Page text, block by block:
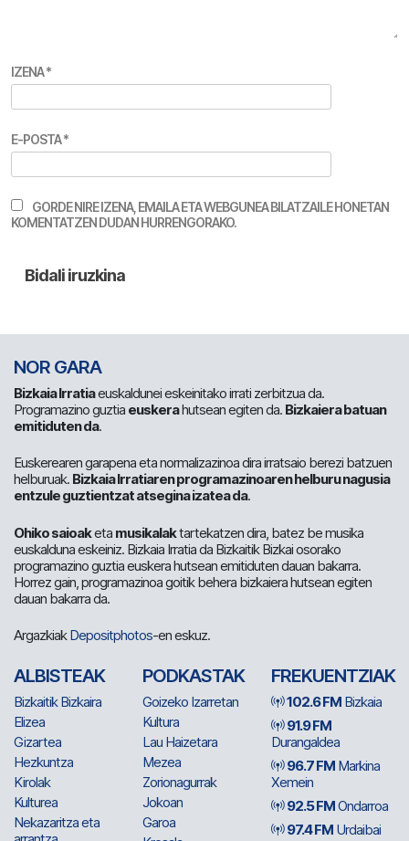
IZENA*
E-POSTA*
GORDE NIRE IZENA, EMAILA ETA WEBGUNEA BILATZAILE HONETAN
KOMENTATZEN DUDAN HURRENGORAKO.
NOR GARA
Bizkaia Irratiaeuskaldunei eskeinitako irrati zerbitzua da.
Programazino guztia euskerahutsean egiten da. Bizkaiera batuan
emitiduten da.
Euskerearen garapena eta normalizazinoa dira irratsaio berezi batzuen
helburuak. Bizkaia Irratiaren programazinoaren helburu nagusia
entzule guztientzat atsegina izatea da.
Ohiko saioaketa musikalaktartekatzen dira, batez be musika
euskalduna eskeiniz. Bizkaia Irratia da Bizkaitik Bizkai osorako
programazino guztia euskera hutsean emitiduten dauan bakarra.
Horrez gain, programazinoa goitik behera bizkaiera hutsean egiten
dauan bakarra da.
ArgazkiakDepositphotos-en eskuz.
ALBISTEAK
Bizkaitik Bizkaira
Elizea
Gizartea
Hezkuntza
Kirolak
Kulturea
Nekazaritza eta
PODKASTAK
Goizeko Izarretan
Kultura
Lau Haizetara
Mezea
Zorionagurrak
Jokoan
Garoa
FREKUENTZIAK
102.6 FM Bizkaia
91.9 FM
Durangaldea
96.7 FM Markina
Xemein
92.5 FMOndarroa
97.4 FM Urdaibai